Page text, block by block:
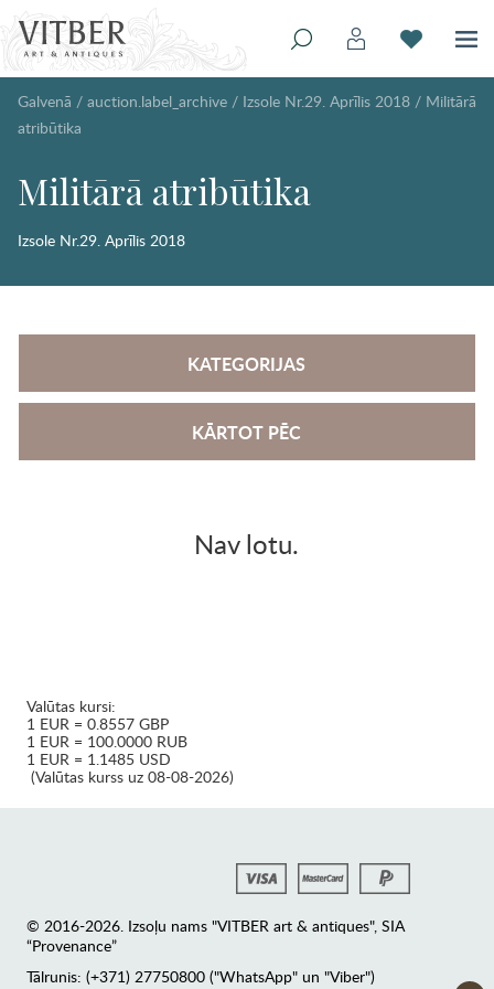
Galvenā / auction.label_archive / Izsole Nr.29. Aprīlis 2018 / Militārā
atribūtika
Militārā atribūtika
Izsole Nr.29. Aprīlis 2018
KATEGORIJAS
KĀRTOT PĒC
Nav lotu.
Valūtas kursi:
1 EUR = 0.8557 GBP
1 EUR = 100.0000 RUB
1 EUR = 1.1485 USD
(Valūtas kurss uz 08-08-2026)
© 2016-2026. Izsoļu nams "VITBER art & antiques", SIA
“Provenance”
Tālrunis: (+371) 27750800 ("WhatsApp" un "Viber")